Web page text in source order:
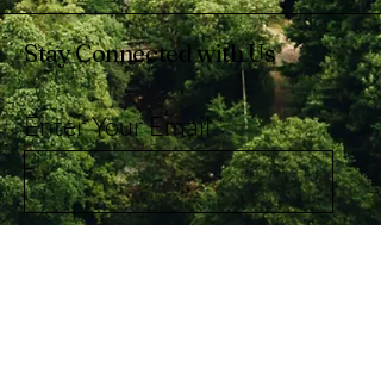
Stay Connected with Us
Enter Your Email